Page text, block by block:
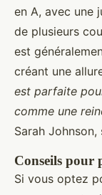
en A, avec une
de plusieurs
est
créant une
est parfaite
comme une
Sarah
Conseils pour
Si vous optez